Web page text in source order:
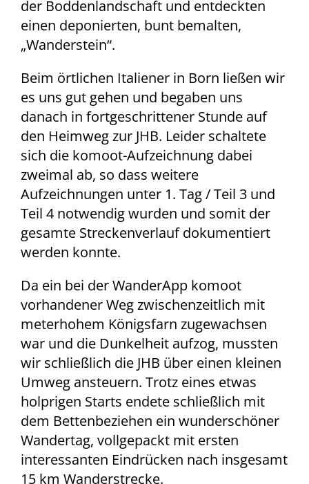
der Boddenlandschaft und entdeckten
einen deponierten, bunt bemalten,
„Wanderstein“.
Beim örtlichen Italiener in Born ließen wir
es uns gut gehen und begaben uns
danach in fortgeschrittener Stunde auf
den Heimweg zur JHB. Leider schaltete
sich die komoot-Aufzeichnung dabei
zweimal ab, so dass weitere
Aufzeichnungen unter 1. Tag / Teil 3 und
Teil 4 notwendig wurden und somit der
gesamte Streckenverlauf dokumentiert
werden konnte.
Da ein bei der WanderApp komoot
vorhandener Weg zwischenzeitlich mit
meterhohem Königsfarn zugewachsen
war und die Dunkelheit aufzog, mussten
wir schließlich die JHB über einen kleinen
Umweg ansteuern. Trotz eines etwas
holprigen Starts endete schließlich mit
dem Bettenbeziehen ein wunderschöner
Wandertag, vollgepackt mit ersten
interessanten Eindrücken nach insgesamt
15 km Wanderstrecke.